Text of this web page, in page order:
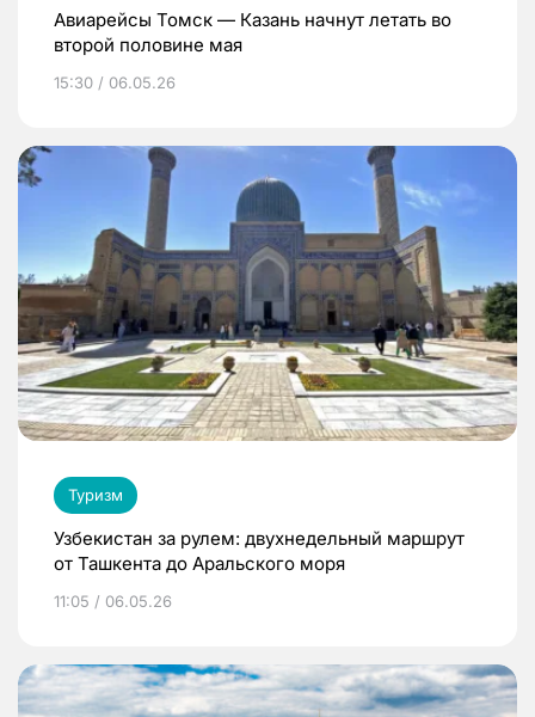
Авиарейсы Томск — Казань начнут летать во
второй половине мая
15:30 / 06.05.26
Туризм
Узбекистан за рулем: двухнедельный маршрут
от Ташкента до Аральского моря
11:05 / 06.05.26